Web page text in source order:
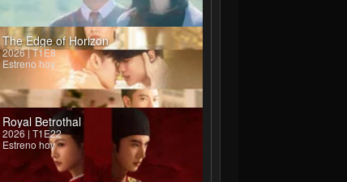
The Edge of Horizon
2026 | T1E8
Estreno hoy
Royal Betrothal
2026 | T1E22
Estreno hoy